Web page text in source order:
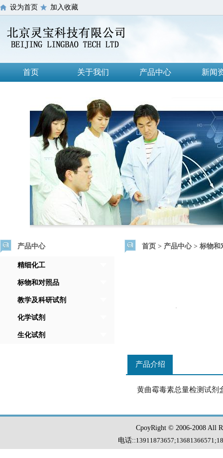
设为首页 加入收藏
首页 关于我们 产品中心 新闻
产品中心
精细化工
标物和对照品
教学及科研试剂
化学试剂
生化试剂
首页 > 产品中心> 标物和
产品介绍
黄曲霉毒素总量检测试剂
CpoyRight © 2006-2008 All
电话::13911873657;13681366571;